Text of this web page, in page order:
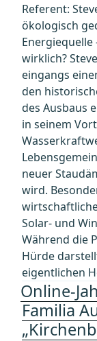
Referent:
ökologisch
wirklich?
eingangs
den
des Ausbaus
in seinem
neuer
wird.
Solar- und
Während die
Hürde
eigentlichen
Online-
Familia